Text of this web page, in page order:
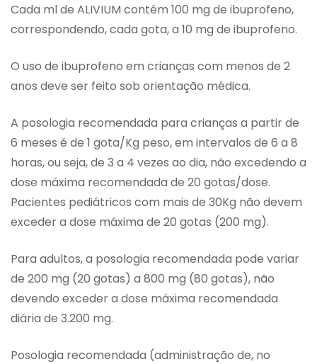
Cada ml de ALIVIUM contém 100 mg de ibuprofeno,
correspondendo, cada gota, a 10 mg de ibuprofeno.
O uso de ibuprofeno em crianças com menos de 2
anos deve ser feito sob orientação médica.
A posologia recomendada para crianças a partir de
6 meses é de 1 gota/Kg peso, em intervalos de 6 a 8
horas, ou seja, de 3 a 4 vezes ao dia, não excedendo a
dose máxima recomendada de 20 gotas/dose.
Pacientes pediátricos com mais de 30Kg não devem
exceder a dose máxima de 20 gotas (200 mg).
Para adultos, a posologia recomendada pode variar
de 200 mg (20 gotas) a 800 mg (80 gotas), não
devendo exceder a dose máxima recomendada
diária de 3.200 mg.
Posologia recomendada (administração de, no